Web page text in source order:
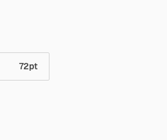
72pt